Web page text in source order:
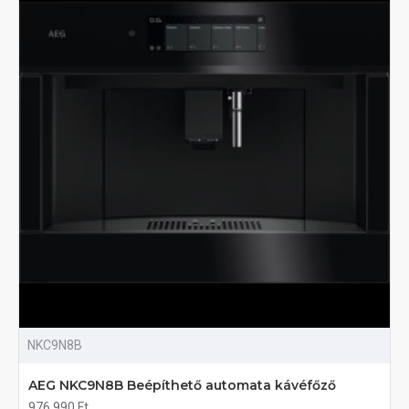
NKC9N8B
AEG NKC9N8B Beépíthető automata kávéfőző